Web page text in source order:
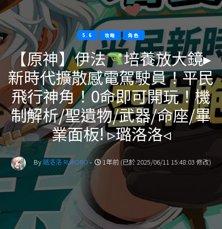
5.6 攻略 角色
【原神】伊法
培養放大鏡▸
新時代擴散感電駕駛員！平民
飛行神角！0命即可開玩！機
制解析/聖遺物/武器/命座/畢
業面板! ▹璐洛洛◃
By璐洛洛 RURORO - 1年前 (已於 2025/06/11 15:48:03 修改)